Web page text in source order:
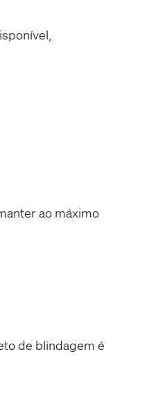
ao máximo
de blindagem é